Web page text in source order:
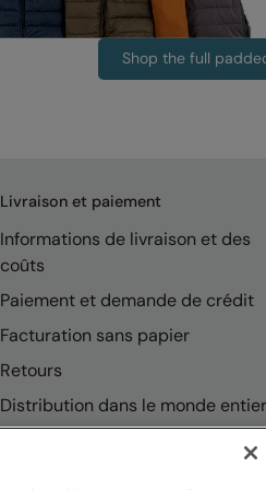
Shop the full
Livraison et paiement
Informations de livraison et des
coûts
Paiement et demande de crédit
Facturation sans papier
Retours
Distribution dans le monde entier